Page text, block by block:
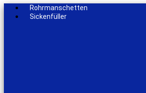
Rohrmanschetten
Sickenfüller